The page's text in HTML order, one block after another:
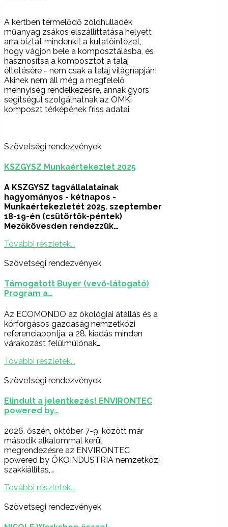
A kertben termelődő zöldhulladék
műanyag zsákos elszállíttatása helyett
arra bíztat mindenkit a kutatóintézet,
hogy vágjon bele a komposztálásba, és
hasznosítsa a komposztot a talaj
éltetésére - nem csak a talaj világnapján!
Akinek nem áll még a megfelelő
mennyiség rendelkezésre, annak gyors
segítségül szolgálhatnak az ÖMKi
komposzt térképének friss adatai.
Szövetségi rendezvények
KSZGYSZ Munkaértekezlet 2025
A KSZGYSZ tagvállalatainak
hagyományos - kétnapos -
Munkaértekezletét 2025. szeptember
18-19-én (csütörtök-péntek)
Mezőkövesden rendezzük…
További részletek...
Szövetségi rendezvények
Támogatott Buyer (vevő-látogató)
Program a…
Az ECOMONDO az ökológiai átállás és a
körforgásos gazdaság nemzetközi
referenciapontja: a 28. kiadás minden
várakozást felülmúlónak…
További részletek...
Szövetségi rendezvények
Elindult a jelentkezés! ENVIRONTEC
powered by…
2026. őszén, október 7-9. között már
második alkalommal kerül
megrendezésre az ENVIRONTEC
powered by ÖKOINDUSTRIA nemzetközi
szakkiállítás,…
További részletek...
Szövetségi rendezvények